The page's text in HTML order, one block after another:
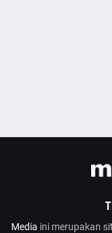
Media ini merupakan